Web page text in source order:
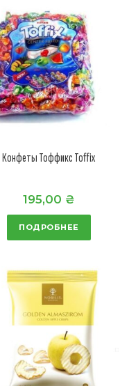
Конфеты Тоффикс Toffix
195,00 ₴
ПОДРОБНЕЕ